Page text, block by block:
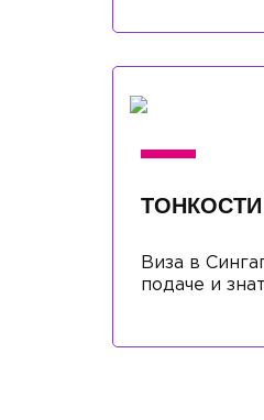
ТОНКОСТИ
Виза в
подаче и